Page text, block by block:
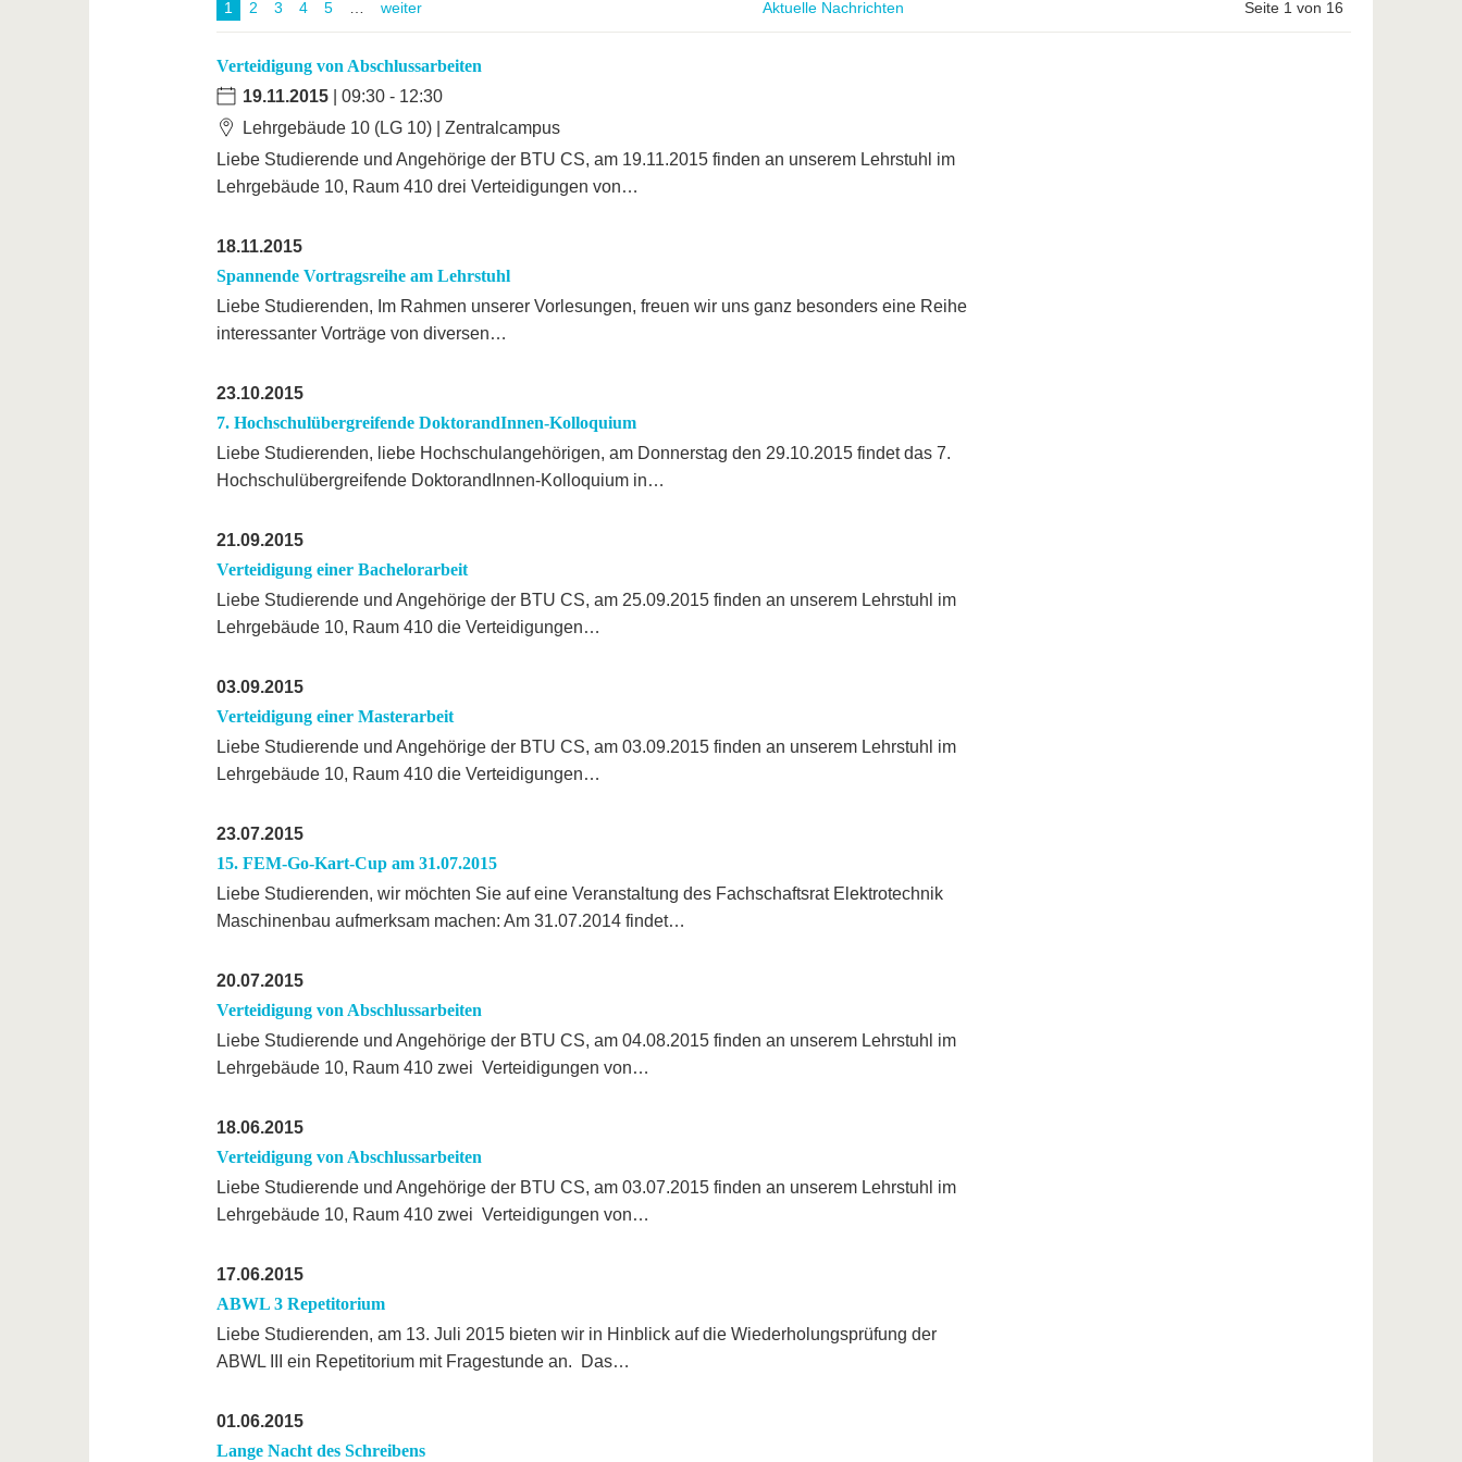
1 2 3 4 5 weiter Aktuelle Nachrichten Seite 1 von 16
Verteidigung von Abschlussarbeiten
19.11.2015| 09:30 - 12:30
Lehrgebäude 10 (LG 10) | Zentralcampus
Liebe Studierende und Angehörige der BTU CS, am 19.11.2015 finden an unserem Lehrstuhl im
Lehrgebäude 10, Raum 410 drei Verteidigungen von…
18.11.2015
Spannende Vortragsreihe am Lehrstuhl
Liebe Studierenden, Im Rahmen unserer Vorlesungen, freuen wir uns ganz besonders eine Reihe
interessanter Vorträge von diversen…
23.10.2015
7. Hochschulübergreifende DoktorandInnen-Kolloquium
Liebe Studierenden, liebe Hochschulangehörigen, am Donnerstag den 29.10.2015 findet das 7.
Hochschulübergreifende DoktorandInnen-Kolloquium in…
21.09.2015
Verteidigung einer Bachelorarbeit
Liebe Studierende und Angehörige der BTU CS, am 25.09.2015 finden an unserem Lehrstuhl im
Lehrgebäude 10, Raum 410 die Verteidigungen…
03.09.2015
Verteidigung einer Masterarbeit
Liebe Studierende und Angehörige der BTU CS, am 03.09.2015 finden an unserem Lehrstuhl im
Lehrgebäude 10, Raum 410 die Verteidigungen…
23.07.2015
15. FEM-Go-Kart-Cup am 31.07.2015
Liebe Studierenden, wir möchten Sie auf eine Veranstaltung des Fachschaftsrat Elektrotechnik
Maschinenbau aufmerksam machen: Am 31.07.2014 findet…
20.07.2015
Verteidigung von Abschlussarbeiten
Liebe Studierende und Angehörige der BTU CS, am 04.08.2015 finden an unserem Lehrstuhl im
Lehrgebäude 10, Raum 410 zwei Verteidigungen von…
18.06.2015
Verteidigung von Abschlussarbeiten
Liebe Studierende und Angehörige der BTU CS, am 03.07.2015 finden an unserem Lehrstuhl im
Lehrgebäude 10, Raum 410 zwei Verteidigungen von…
17.06.2015
ABWL 3 Repetitorium
Liebe Studierenden, am 13. Juli 2015 bieten wir in Hinblick auf die Wiederholungsprüfung der
ABWL III ein Repetitorium mit Fragestunde an. Das…
01.06.2015
Lange Nacht des Schreibens